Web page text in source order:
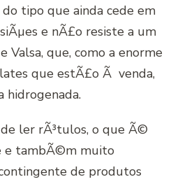
tipo que ainda cede em
e nÃ£o resiste a um
Valsa, que, como a enorme
que estÃ£o Ã venda,
ler rÃ³tulos, o que Ã©
e tambÃ©m muito
de produtos